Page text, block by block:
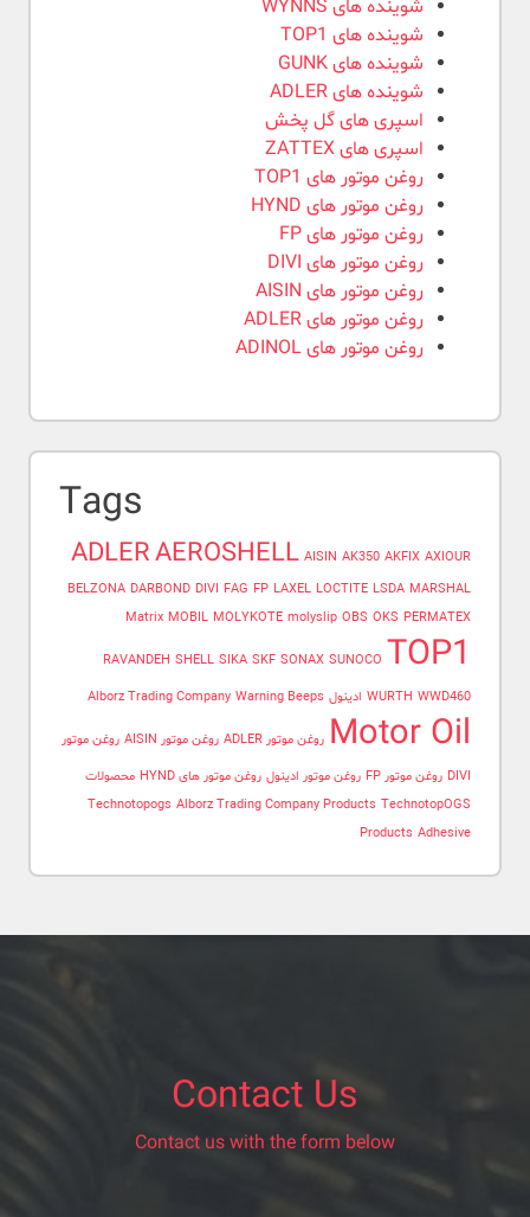
شوینده های WYNNS
شوینده های TOP1
شوینده های GUNK
شوینده های ADLER
اسپری های گل پخش
اسپری های ZATTEX
روغن موتور های TOP1
روغن موتور های HYND
روغن موتور های FP
روغن موتور های DIVI
روغن موتور های AISIN
روغن موتور های ADLER
روغن موتور های ADINOL
Tags
ADLERAEROSHELL AISIN AK350 AKFIX AXIOUR
BELZONA DARBOND DIVI FAG FP LAXEL LOCTITE LSDA MARSHAL
Matrix MOBIL MOLYKOTE molyslip OBS OKS PERMATEX
RAVANDEH SHELL SIKA SKF SONAX SUNOCO TOP1
WURTH WWD460 ادینول Alborz Trading Company Warning Beeps
Motor Oil روغن موتور ADLER روغن موتور AISIN روغن موتور
DIVI روغن موتور FP روغن موتور ادینول روغن موتور های HYND
محصولات
Technotopogs Alborz Trading Company Products TechnotopOGS
Products Adhesive
Contact Us
Contact us with the form below